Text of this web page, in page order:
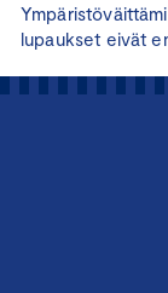
lupaukset eivät